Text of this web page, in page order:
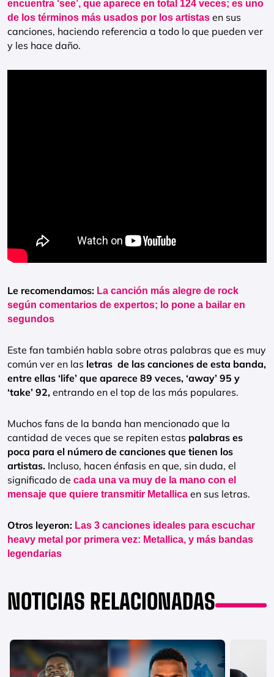
encuentra ‘see’, que aparece en total 124 veces; es uno
de los términos más usados por los artistas en sus
canciones, haciendo referencia a todo lo que pueden ver
y les hace daño.
Le recomendamos: La canción más alegre de rock
según comentarios de expertos; lo pone a bailar en
segundos
Este fan también habla sobre otras palabras que es muy
común ver en las letras de las canciones de esta banda,
entre ellas ‘life’ que aparece 89 veces, ‘away’ 95 y
‘take’ 92, entrando en el top de las más populares.
Muchos fans de la banda han mencionado que la
cantidad de veces que se repiten estas palabras es
poca para el número de canciones que tienen los
artistas. Incluso, hacen énfasis en que, sin duda, el
significado de cada una va muy de la mano con el
mensaje que quiere transmitir Metallica en sus letras.
Otros leyeron: Las 3 canciones ideales para escuchar
heavy metal por primera vez: Metallica, y más bandas
legendarias
NOTICIAS RELACIONADAS